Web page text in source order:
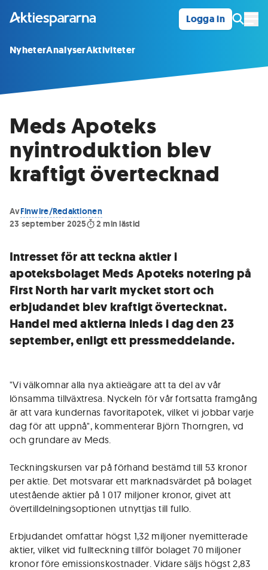
Logga in
NyheterAnalyserAktiviteter
Meds Apoteks
nyintroduktion blev
kraftigt övertecknad
AvFinwire/Redaktionen
23 september 2025
2 min lästid
Intresset för att teckna aktier i
apoteksbolaget Meds Apoteks notering på
First North har varit mycket stort och
erbjudandet blev kraftigt övertecknat.
Handel med aktierna inleds i dag den 23
september, enligt ett pressmeddelande.
"Vi välkomnar alla nya aktieägare att ta del av vår
lönsamma tillväxtresa. Nyckeln för vår fortsatta framgång
är att vara kundernas favoritapotek, vilket vi jobbar varje
dag för att uppnå", kommenterar Björn Thorngren, vd
och grundare av Meds.
Teckningskursen var på förhand bestämd till 53 kronor
per aktie. Det motsvarar ett marknadsvärdet på bolaget
utestående aktier på 1 017 miljoner kronor, givet att
övertilldelningsoptionen utnyttjas till fullo.
Erbjudandet omfattar högst 1,32 miljoner nyemitterade
aktier, vilket vid fullteckning tillför bolaget 70 miljoner
kronor före emissionskostnader. Vidare säljs högst 2,83